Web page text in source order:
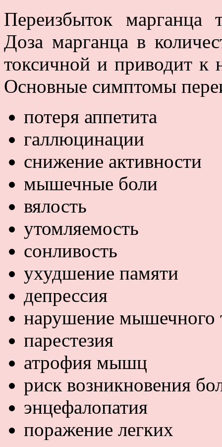
Переизбыток марганца
Доза марганца в
токсичной и приводит к
Основные симптомы
потеря аппетита
галлюцинации
снижение активности
мышечные боли
вялость
утомляемость
сонливость
ухудшение памяти
депрессия
нарушение мышечного
парестезия
атрофия мышц
риск возникновения
энцефалопатия
поражение легких